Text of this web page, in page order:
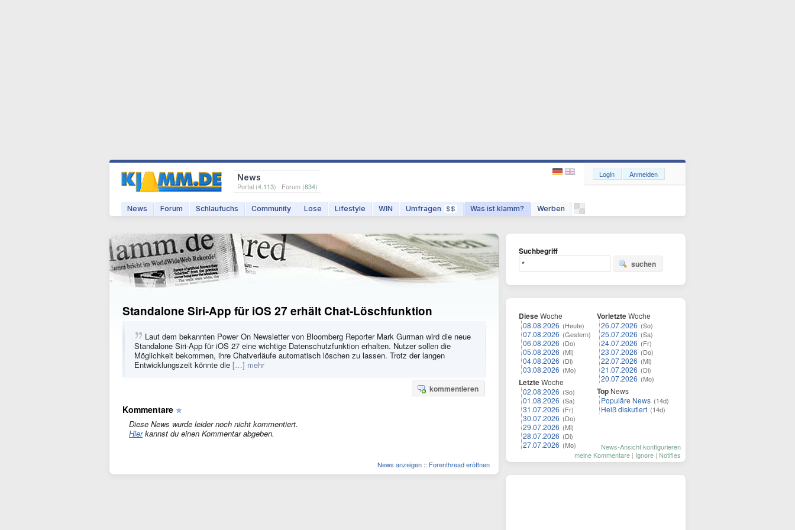
News
Portal (4.113) · Forum (834)
News Forum Schlaufuchs Community Lose Lifestyle WIN Umfragen $$ Was ist klamm? Werben
Login Anmelden
Standalone Siri-App für iOS 27 erhält Chat-Löschfunktion
Laut dem bekannten Power On Newsletter von Bloomberg Reporter Mark Gurman wird die neue
Standalone Siri-App für iOS 27 eine wichtige Datenschutzfunktion erhalten. Nutzer sollen die
Möglichkeit bekommen, ihre Chatverläufe automatisch löschen zu lassen. Trotz der langen
Entwicklungszeit könnte die […] mehr
kommentieren
Kommentare
Diese News wurde leider noch nicht kommentiert.
Hierkannst du einen Kommentar abgeben.
News anzeigen :: Forenthread eröffnen
Suchbegriff
suchen
DieseWoche
08.08.2026 (Heute)
07.08.2026 (Gestern)
06.08.2026 (Do)
05.08.2026 (Mi)
04.08.2026 (Di)
03.08.2026 (Mo)
LetzteWoche
02.08.2026 (So)
01.08.2026 (Sa)
31.07.2026 (Fr)
30.07.2026 (Do)
29.07.2026 (Mi)
28.07.2026 (Di)
27.07.2026 (Mo)
VorletzteWoche
26.07.2026 (So)
25.07.2026 (Sa)
24.07.2026 (Fr)
23.07.2026 (Do)
22.07.2026 (Mi)
21.07.2026 (Di)
20.07.2026 (Mo)
Top News
Populäre News (14d)
Heiß diskutiert (14d)
News-Ansicht konfigurieren
meine Kommentare | Ignore | Notifies